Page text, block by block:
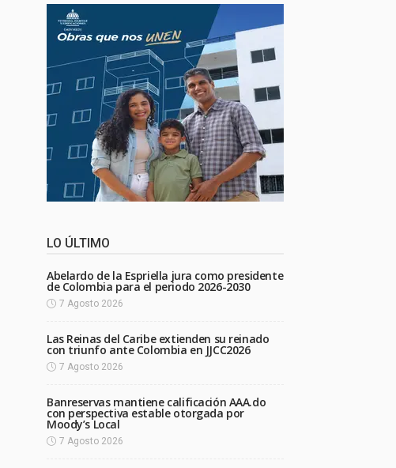
LO ÚLTIMO
Abelardo de la Espriella jura como presidente
de Colombia para el periodo 2026-2030
7 Agosto 2026
Las Reinas del Caribe extienden su reinado
con triunfo ante Colombia en JJCC2026
7 Agosto 2026
Banreservas mantiene calificación AAA.do
con perspectiva estable otorgada por
Moody’s Local
7 Agosto 2026